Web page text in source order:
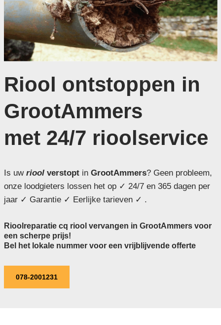
Riool ontstoppen in
GrootAmmers
met 24/7 rioolservice
Is uw rioolverstoptin GrootAmmers? Geen probleem,
onze loodgieters lossen het op ✓ 24/7 en 365 dagen per
jaar ✓ Garantie ✓ Eerlijke tarieven ✓ .
Rioolreparatie cq riool vervangen in GrootAmmers voor
een scherpe prijs!
Bel het lokale nummer voor een vrijblijvende offerte
078-2001231